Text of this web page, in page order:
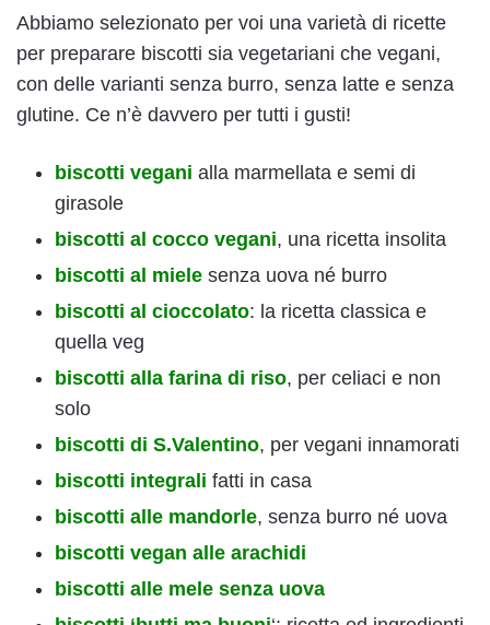
Abbiamo selezionato per voi una varietà di ricette
per preparare biscotti sia vegetariani che vegani,
con delle varianti senza burro, senza latte e senza
glutine. Ce n’è davvero per tutti i gusti!
biscotti vegani alla marmellata e semi di
girasole
biscotti al cocco vegani, una ricetta insolita
biscotti al miele senza uova né burro
biscotti al cioccolato: la ricetta classica e
quella veg
biscotti alla farina di riso, per celiaci e non
solo
biscotti di S.Valentino, per vegani innamorati
biscotti integrali fatti in casa
biscotti alle mandorle, senza burro né uova
biscotti vegan alle arachidi
biscotti alle mele senza uova